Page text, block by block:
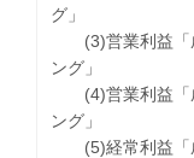
グ」
(3)営業利益「
ング」
(4)営業利益「
ング」
(5)経常利益「